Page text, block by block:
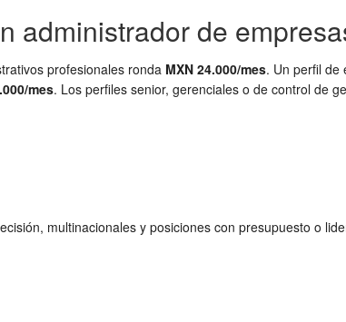
administrador de
profesionales ronda MXN 24.000/mes. Un perfil de
mes. Los perfiles senior, gerenciales o de control de
multinacionales y posiciones con presupuesto o